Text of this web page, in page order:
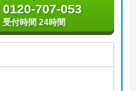
0120-707-053
受付時間 24時間